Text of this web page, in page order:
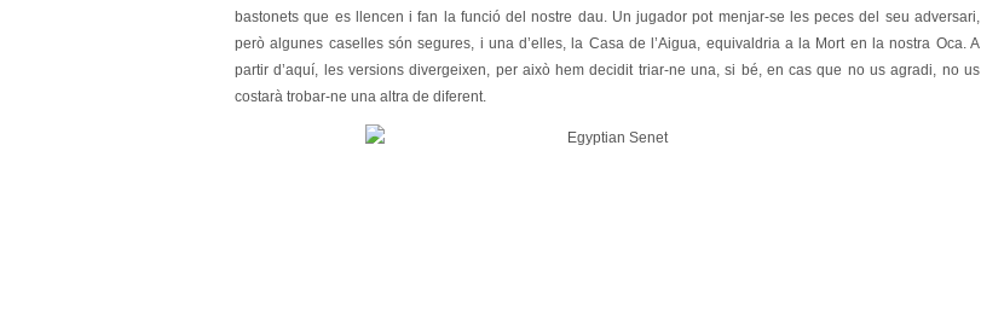
bastonets que es llencen i fan la funció del nostre dau. Un jugador pot menjar-se les peces del seu adversari,
però algunes caselles són segures, i una d’elles, la Casa de l’Aigua, equivaldria a la Mort en la nostra Oca. A
partir d’aquí, les versions divergeixen, per això hem decidit triar-ne una, si bé, en cas que no us agradi, no us
costarà trobar-ne una altra de diferent.